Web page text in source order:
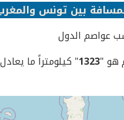
بين تونس
عواصم الدول
هو "1323" كيلومتراً ما